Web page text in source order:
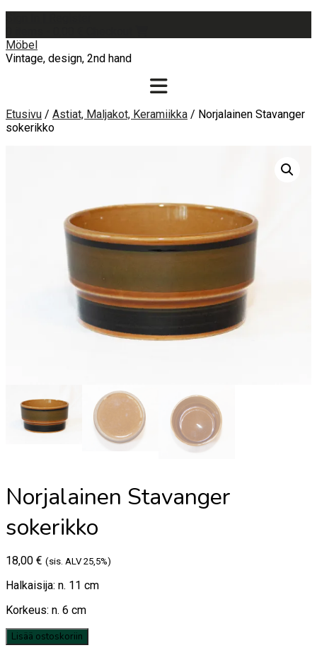
content
Möbel
Vintage, design, 2nd hand
Etusivu / Astiat, Maljakot, Keramiikka / Norjalainen Stavanger
sokerikko
Norjalainen Stavanger
sokerikko
18,00 € (sis. ALV 25,5%)
Halkaisija: n. 11 cm
Korkeus: n. 6 cm
Norjalainen
Stavanger
Lisää ostoskoriin